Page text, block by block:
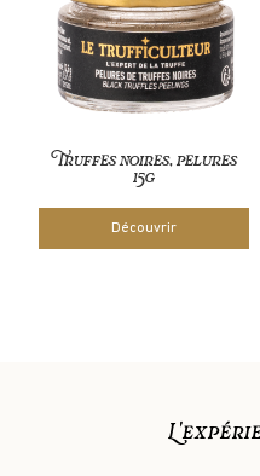
Truffes noires, pelures
15g
Découvrir